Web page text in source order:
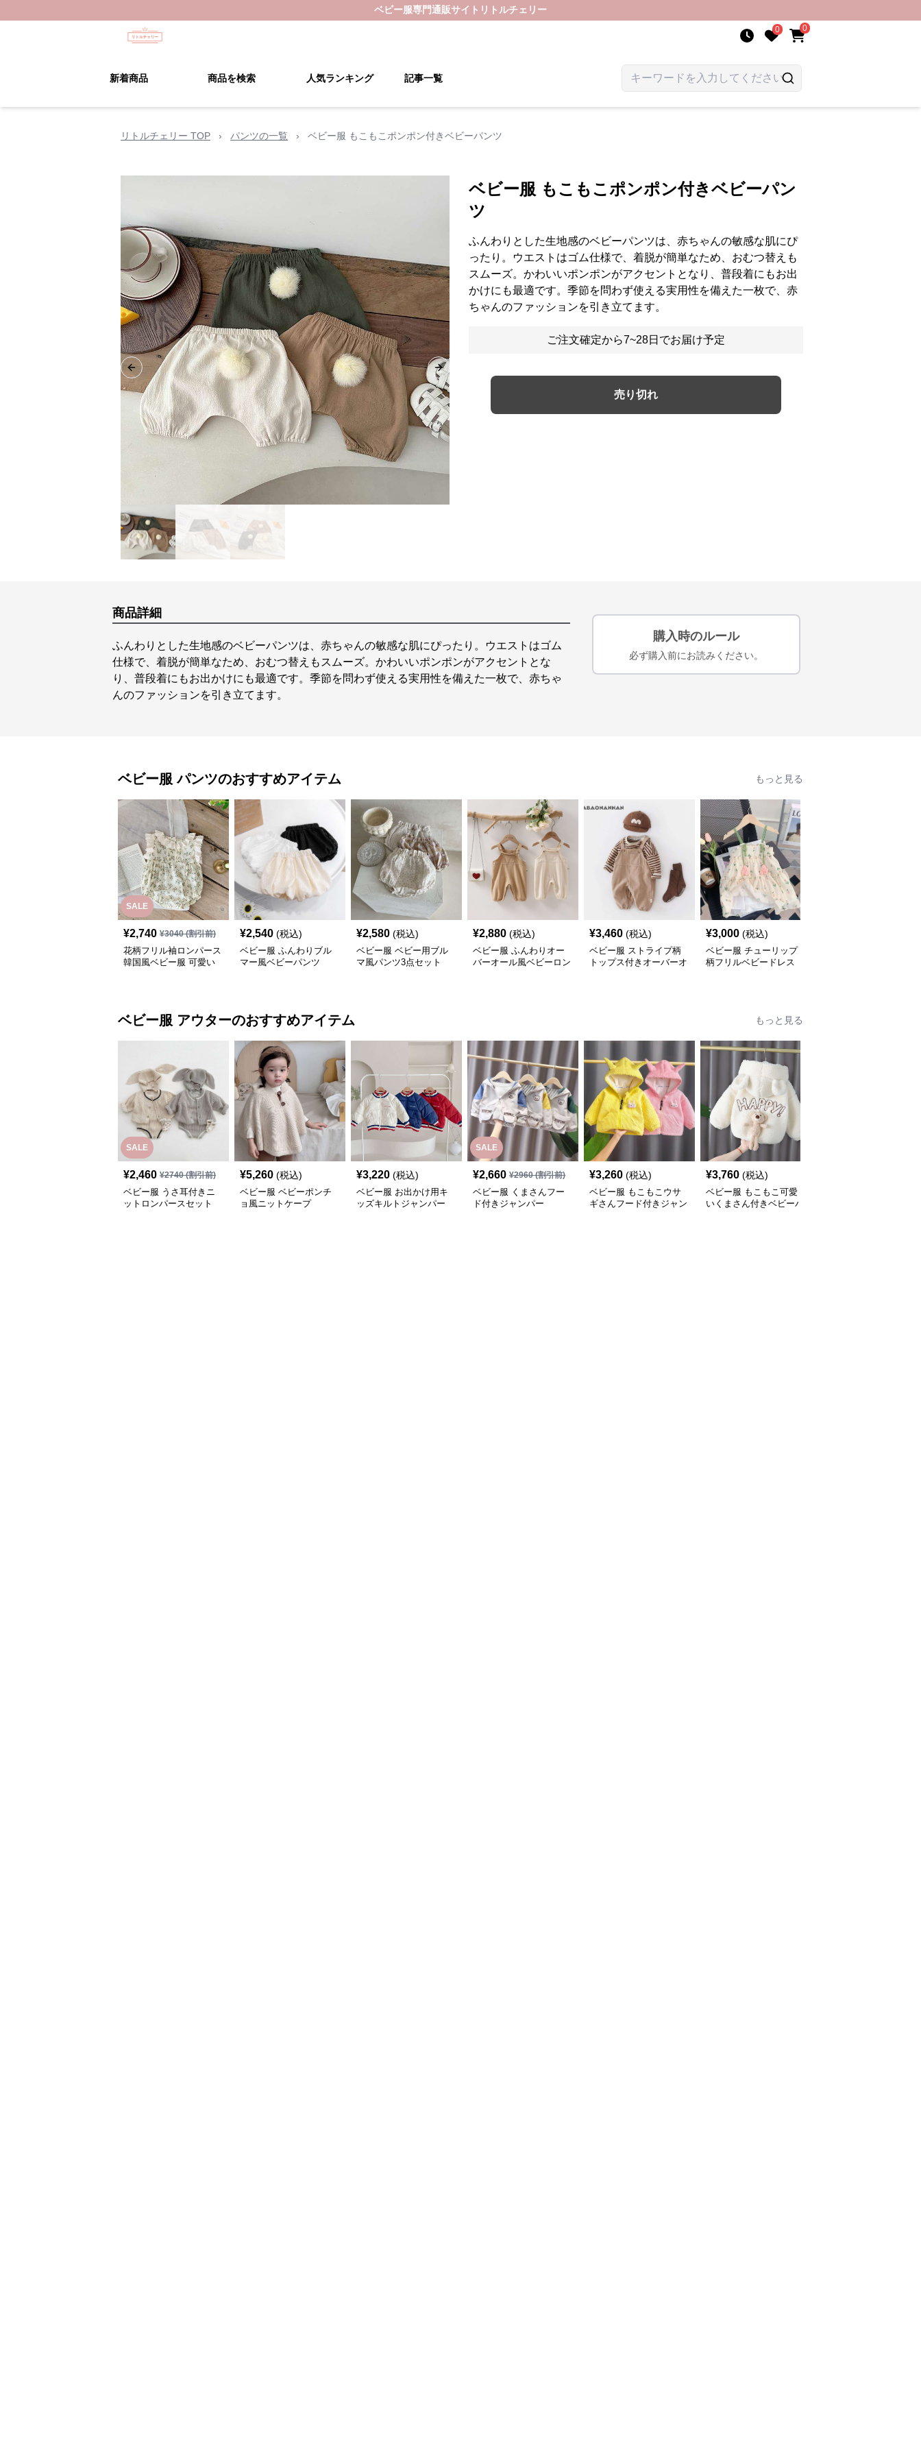
ベビー服専門通販サイト リトルチェリー
0 0
新着商品 商品を検索 人気ランキング 記事一覧
リトルチェリー TOP › パンツの一覧 › ベビー服 もこもこポンポン付きベビーパンツ
Previous slide Next slide
ベビー服 もこもこポンポン付きベビーパン
ツ
ふんわりとした生地感のベビーパンツは、赤ちゃんの敏感な肌にぴ
ったり。ウエストはゴム仕様で、着脱が簡単なため、おむつ替えも
スムーズ。かわいいポンポンがアクセントとなり、普段着にもお出
かけにも最適です。季節を問わず使える実用性を備えた一枚で、赤
ちゃんのファッションを引き立てます。
ご注文確定から7~28日でお届け予定
売り切れ
商品詳細
ふんわりとした生地感のベビーパンツは、赤ちゃんの敏感な肌にぴったり。ウエストはゴム
仕様で、着脱が簡単なため、おむつ替えもスムーズ。かわいいポンポンがアクセントとな
り、普段着にもお出かけにも最適です。季節を問わず使える実用性を備えた一枚で、赤ちゃ
んのファッションを引き立てます。
購入時のルール
必ず購入前にお読みください。
ベビー服 パンツのおすすめアイテム もっと見る
SALE
¥2,740 ¥3040(割引前)
花柄フリル袖ロンパース
韓国風ベビー服 可愛い
¥2,540 (税込)
ベビー服 ふんわりブル
マー風ベビーパンツ
¥2,580 (税込)
ベビー服 ベビー用ブル
マ風パンツ3点セット
¥2,880 (税込)
ベビー服 ふんわりオー
バーオール風ベビーロン
¥3,460 (税込)
ベビー服 ストライプ柄
トップス付きオーバーオ
¥3,000 (税込)
ベビー服 チューリップ
柄フリルベビードレス
ベビー服 アウターのおすすめアイテム もっと見る
SALE
¥2,460 ¥2740(割引前)
ベビー服 うさ耳付きニ
ットロンパースセット
¥5,260 (税込)
ベビー服 ベビーポンチ
ョ風ニットケープ
¥3,220 (税込)
ベビー服 お出かけ用キ
ッズキルトジャンパー
SALE
¥2,660 ¥2960(割引前)
ベビー服 くまさんフー
ド付きジャンパー
¥3,260 (税込)
ベビー服 もこもこウサ
ギさんフード付きジャン
¥3,760 (税込)
ベビー服 もこもこ可愛
いくまさん付きベビーパ